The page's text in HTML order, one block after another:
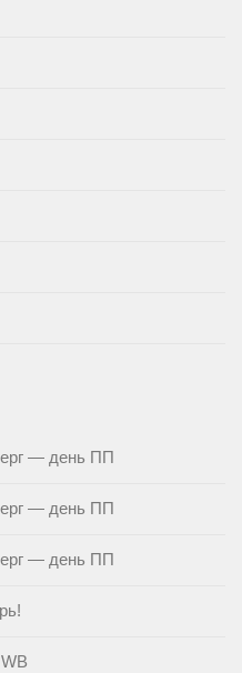
— день ПП
— день ПП
— день ПП